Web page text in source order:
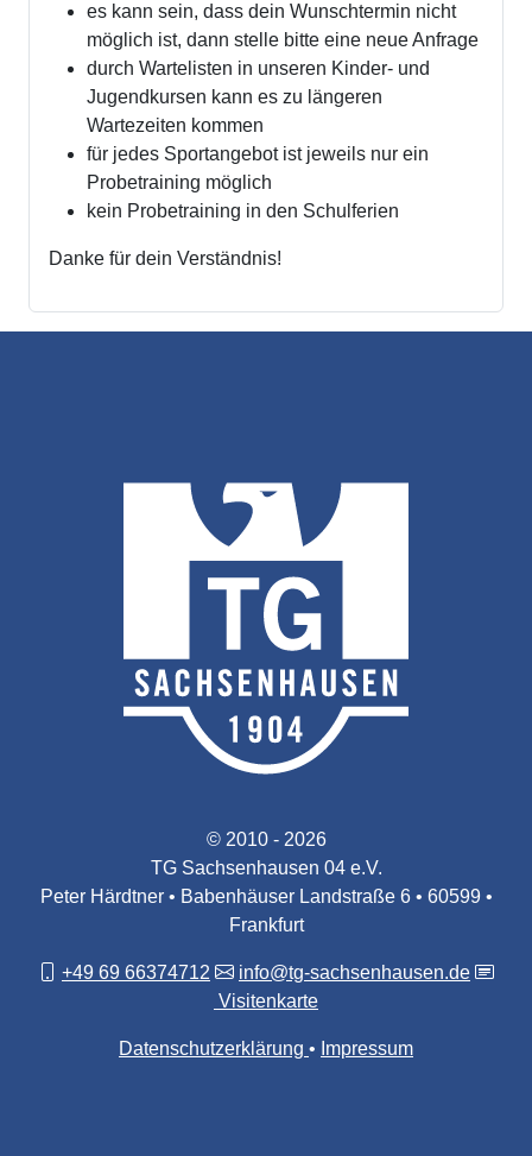
es kann sein, dass dein Wunschtermin nicht
möglich ist, dann stelle bitte eine neue Anfrage
durch Wartelisten in unseren Kinder- und
Jugendkursen kann es zu längeren
Wartezeiten kommen
für jedes Sportangebot ist jeweils nur ein
Probetraining möglich
kein Probetraining in den Schulferien
Danke für dein Verständnis!
© 2010 - 2026
TG Sachsenhausen 04 e.V.
Peter Härdtner • Babenhäuser Landstraße 6 • 60599 •
Frankfurt
+49 69 66374712
info@tg-sachsenhausen.de
Visitenkarte
Datenschutzerklärung Impressum